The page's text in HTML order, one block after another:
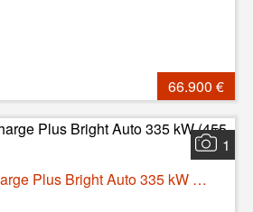
66.900 €
1
Volvo S60 T8 Recharge Plus Bright Auto 335 kW (455 CV)